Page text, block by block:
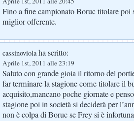
Fino a fine campionato Boruc titolare poi
miglior offerente.
cassinoviolaha scritto:
Aprile 1st, 2011 alle 23:19
Saluto con grande gioia il ritorno del
far terminare la stagione come titolare il
acquisito,mancano poche giornate e
stagione poi in società si deciderà per
non è colpa di Boruc se Frey si è